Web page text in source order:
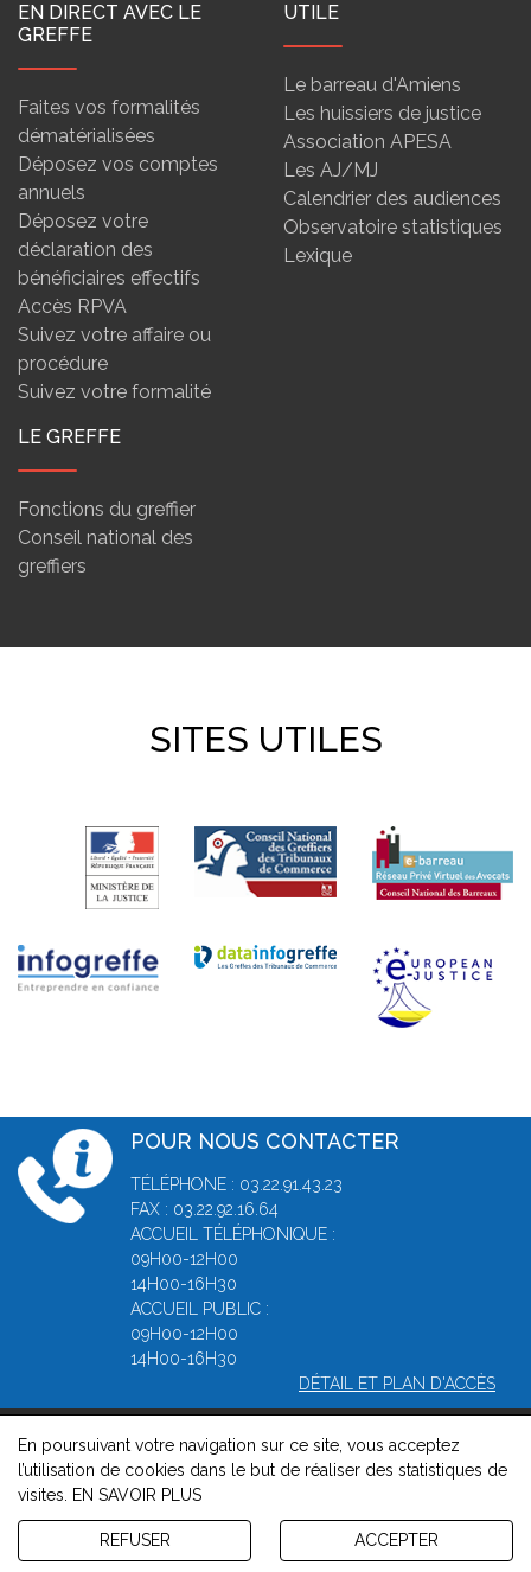
EN DIRECT AVEC LE
GREFFE
Faites vos formalités
dématérialisées
Déposez vos comptes
annuels
Déposez votre
déclaration des
bénéficiaires effectifs
Accès RPVA
Suivez votre affaire ou
procédure
Suivez votre formalité
UTILE
Le barreau d'Amiens
Les huissiers de justice
Association APESA
Les AJ/MJ
Calendrier des audiences
Observatoire statistiques
Lexique
LE GREFFE
Fonctions du greffier
Conseil national des
greffiers
SITES UTILES
POUR NOUS CONTACTER
TÉLÉPHONE : 03.22.91.43.23
FAX : 03.22.92.16.64
ACCUEIL TÉLÉPHONIQUE :
09H00-12H00
14H00-16H30
ACCUEIL PUBLIC :
09H00-12H00
14H00-16H30
DÉTAIL ET PLAN D'ACCÈS
© 2026, Greffe du Tribunal de Commerce d' Amiens -Mentions
légales-Contact -Gestion des cookies -Politique de
confidentialité et de cookies
Version : 1.8.1
En poursuivant votre navigation sur ce site, vous acceptez
l’utilisation de cookies dans le but de réaliser des statistiques de
visites.
EN SAVOIR PLUS
REFUSER ACCEPTER